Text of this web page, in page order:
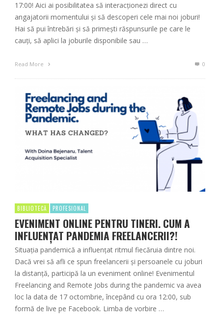
17:00! Aici ai posibilitatea să interacționezi direct cu
angajatorii momentului și să descoperi cele mai noi joburi!
Hai să pui întrebări și să primești răspunsurile pe care le
cauți, să aplici la joburile disponibile sau …
Read More 0
BIBLIOTECĂ PROFESIONAL
EVENIMENT ONLINE PENTRU TINERI. CUM A
INFLUENŢAT PANDEMIA FREELANCERII?!
Situaţia pandemică a influenţat ritmul fiecăruia dintre noi.
Dacă vrei să afli ce spun freelancerii şi persoanele cu joburi
la distanţă, participă la un eveniment online! Evenimentul
Freelancing and Remote Jobs during the pandemic va avea
loc la data de 17 octombrie, începând cu ora 12:00, sub
formă de live pe Facebook. Limba de vorbire …